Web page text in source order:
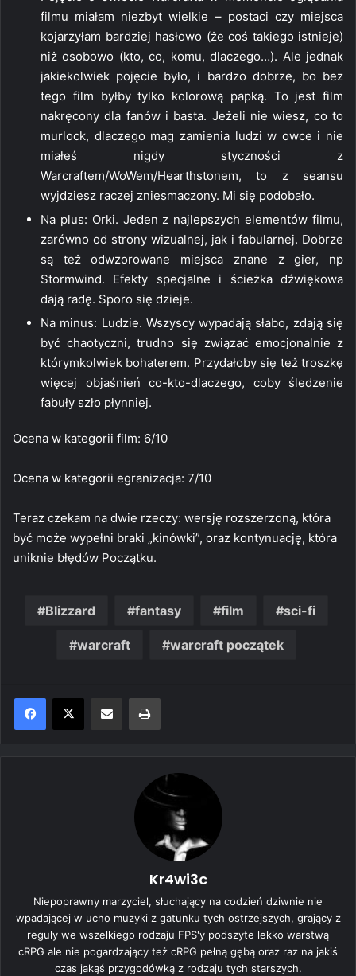
filmu miałam niezbyt wielkie – postaci czy miejsca
kojarzyłam bardziej hasłowo (że coś takiego istnieje)
niż osobowo (kto, co, komu, dlaczego…). Ale jednak
jakiekolwiek pojęcie było, i bardzo dobrze, bo bez
tego film byłby tylko kolorową papką. To jest film
nakręcony dla fanów i basta. Jeżeli nie wiesz, co to
murlock, dlaczego mag zamienia ludzi w owce i nie
miałeś nigdy styczności z
Warcraftem/WoWem/Hearthstonem, to z seansu
wyjdziesz raczej zniesmaczony. Mi się podobało.
Na plus: Orki. Jeden z najlepszych elementów filmu,
zarówno od strony wizualnej, jak i fabularnej. Dobrze
są też odwzorowane miejsca znane z gier, np
Stormwind. Efekty specjalne i ścieżka dźwiękowa
dają radę. Sporo się dzieje.
Na minus: Ludzie. Wszyscy wypadają słabo, zdają się
być chaotyczni, trudno się związać emocjonalnie z
którymkolwiek bohaterem. Przydałoby się też troszkę
więcej objaśnień co-kto-dlaczego, coby śledzenie
fabuły szło płynniej.
Ocena w kategorii film: 6/10
Ocena w kategorii egranizacja: 7/10
Teraz czekam na dwie rzeczy: wersję rozszerzoną, która
być może wypełni braki „kinówki”, oraz kontynuację, która
uniknie błędów Początku.
Blizzard fantasy film sci-fi
warcraft warcraft początek
Kr4wi3c
Niepoprawny marzyciel, słuchający na codzień dziwnie nie
wpadającej w ucho muzyki z gatunku tych ostrzejszych, grający z
reguły we wszelkiego rodzaju FPS'y podszyte lekko warstwą
cRPG ale nie pogardzający też cRPG pełną gębą oraz raz na jakiś
czas jakąś przygodówką z rodzaju tych starszych.